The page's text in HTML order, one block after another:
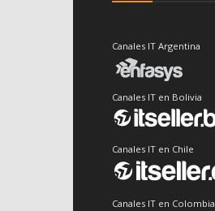
Canales IT Argentina
Canales IT en Bolivia
Canales IT en Chile
Canales IT en Colombia